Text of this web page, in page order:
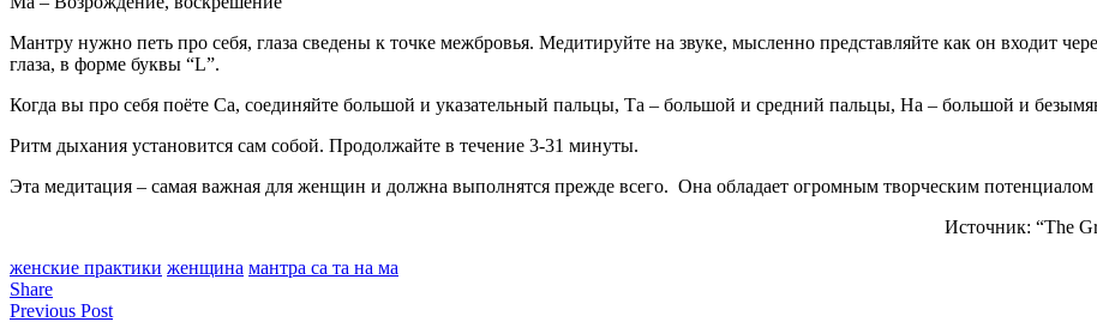
Мантру нужно петь про себя, глаза сведены к точке межбровья. Медитируйте на звуке, мысленно представляйте как он входит
глаза, в форме буквы “L”.
Когда вы про себя поёте Са, соединяйте большой и указательный пальцы, Та – большой и средний пальцы, На – большой и
Ритм дыхания установится сам собой. Продолжайте в течение 3-31 минуты.
Эта медитация – самая важная для женщин и должна выполнятся прежде всего. Она обладает огромным творческим
Источник: “The
женские практики женщина мантра са та на ма
Share
Previous Post